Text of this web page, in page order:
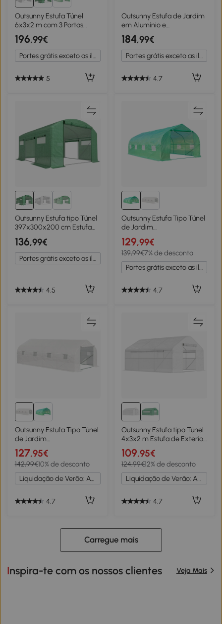
Outsunny Estufa Túnel
6x3x2 m com 3 Portas
Enroláveis, 6 Janelas com
Rede e Estrutura de Aço
Galvanizado Branco
196,99€
Portes grátis exceto as ilhas
5
Outsunny Estufa de Jardim
em Alumínio e
Policarbonato Estufa com
Janela Ajustável Porta de
Batente Resistente às
Intempéries Transparente
184,99€
Portes grátis exceto as ilhas
4.7
Outsunny Estufa tipo Túnel
397x300x200 cm Estufa
de Exterior com 4 Janelas
de Malha Cobertura de PE
Anti UV e 3 Portas
Enroláveis Verde
136,99€
Portes grátis exceto as ilhas
4.5
Outsunny Estufa Tipo Túnel
de Jardim
600x300x200cm para
Cultivo de Plantas Verduras
com 8 Janelas e Porta
Enroláveis com Zíper Aço
Verde
129,99€
139,99€7% de desconto
Portes grátis exceto as ilhas
4.7
Outsunny Estufa Tipo Túnel
de Jardim
600x300x200cm para
Cultivo de Plantas Verduras
com 8 Janelas e Porta
Enroláveis com Zíper Aço
Branco
127,95€
142,99€10% de desconto
Liquidação de Verão: Até -20%
4.7
Outsunny Estufa tipo Túnel
4x3x2 m Estufa de Exterior
com 2 Janelas Cobertura
PE Anti UV e 1 Porta de
Enrolar Branco
109,95€
124,99€12% de desconto
Liquidação de Verão: Até -20%
4.7
Carregue mais
Inspira-te com os nossos clientes Veja Mais